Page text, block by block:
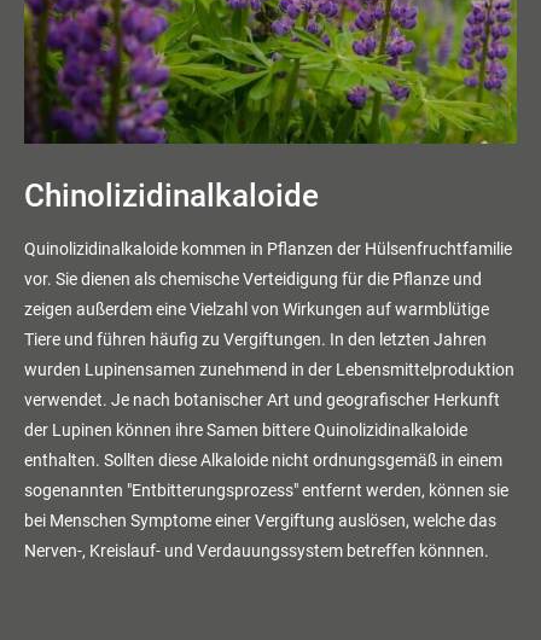
Chinolizidinalkaloide
Quinolizidinalkaloide kommen in Pflanzen der Hülsenfruchtfamilie
vor. Sie dienen als chemische Verteidigung für die Pflanze und
zeigen außerdem eine Vielzahl von Wirkungen auf warmblütige
Tiere und führen häufig zu Vergiftungen. In den letzten Jahren
wurden Lupinensamen zunehmend in der Lebensmittelproduktion
verwendet. Je nach botanischer Art und geografischer Herkunft
der Lupinen können ihre Samen bittere Quinolizidinalkaloide
enthalten. Sollten diese Alkaloide nicht ordnungsgemäß in einem
sogenannten "Entbitterungsprozess" entfernt werden, können sie
bei Menschen Symptome einer Vergiftung auslösen, welche das
Nerven-, Kreislauf- und Verdauungssystem betreffen könnnen.